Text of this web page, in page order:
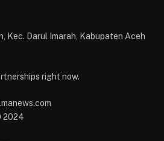
Kec. Darul Imarah, Kabupaten Aceh
right now.
2024